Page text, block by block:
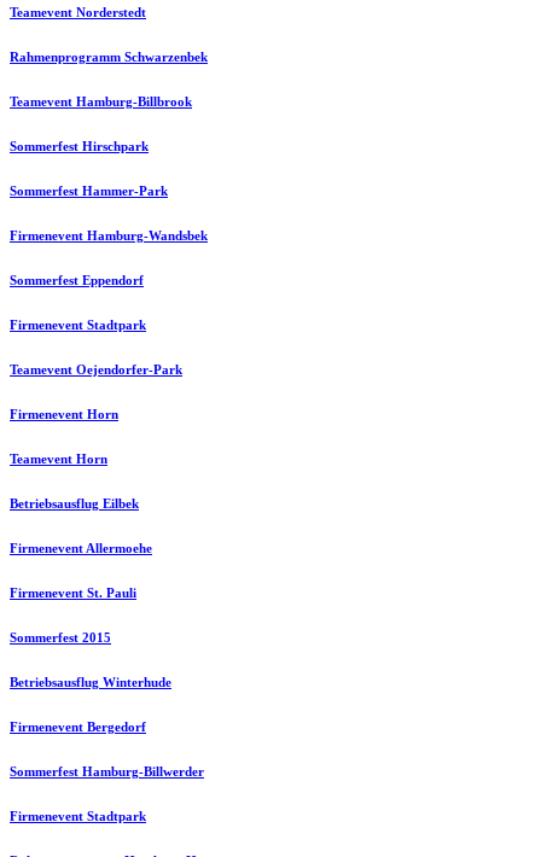
Teamevent Norderstedt
Rahmenprogramm Schwarzenbek
Teamevent Hamburg-Billbrook
Sommerfest Hirschpark
Sommerfest Hammer-Park
Firmenevent Hamburg-Wandsbek
Sommerfest Eppendorf
Firmenevent Stadtpark
Teamevent Oejendorfer-Park
Firmenevent Horn
Teamevent Horn
Betriebsausflug Eilbek
Firmenevent Allermoehe
Firmenevent St. Pauli
Sommerfest 2015
Betriebsausflug Winterhude
Firmenevent Bergedorf
Sommerfest Hamburg-Billwerder
Firmenevent Stadtpark